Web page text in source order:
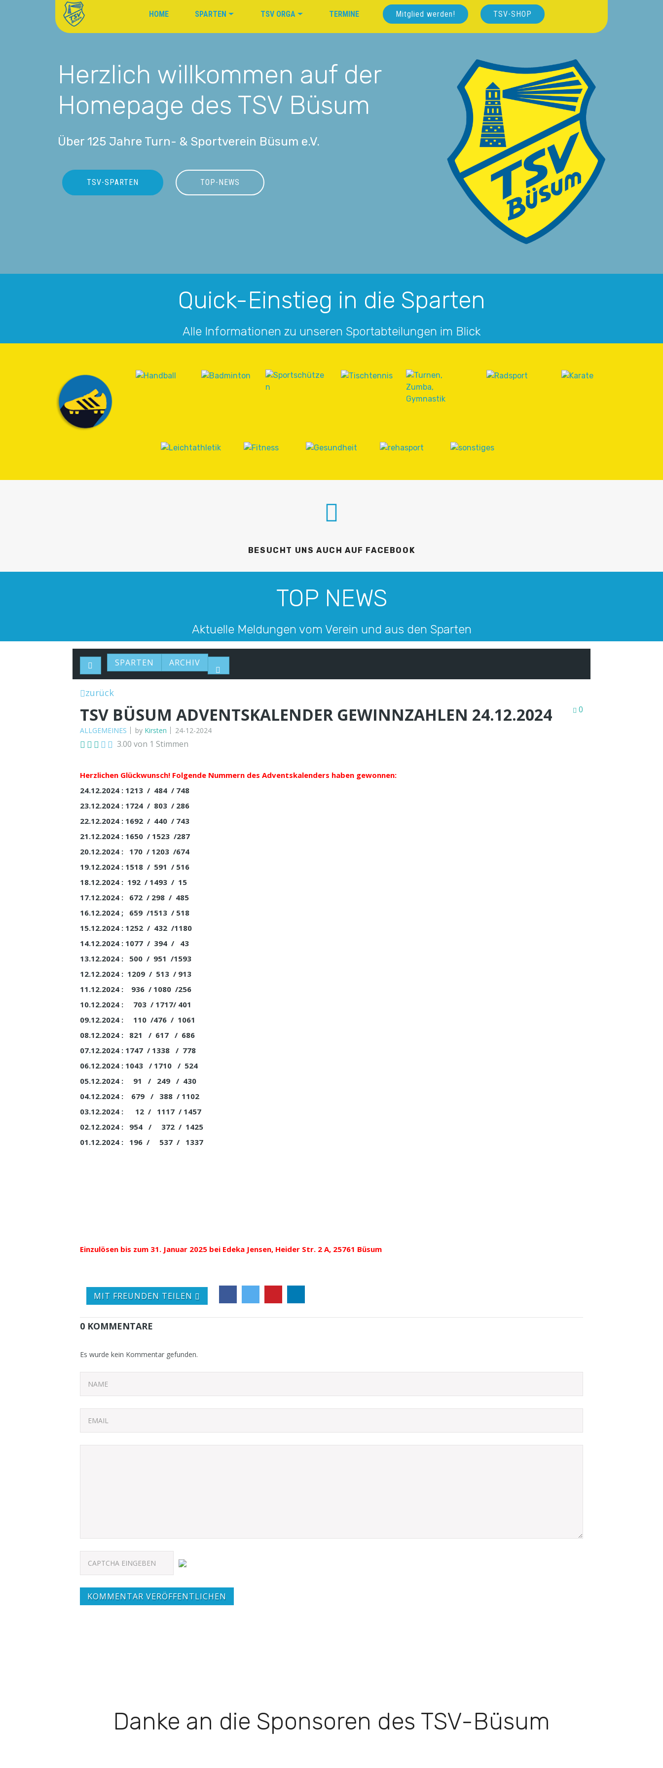
HOME SPARTEN TSV ORGA TERMINE Mitglied werden! TSV-SHOP
Herzlich willkommen auf der
Homepage des TSV Büsum
Über 125 Jahre Turn- & Sportverein Büsum e.V.
TSV-SPARTEN TOP-NEWS
Quick-Einstieg in die Sparten
Alle Informationen zu unseren Sportabteilungen im Blick
BESUCHT UNS AUCH AUF FACEBOOK
TOP NEWS
Aktuelle Meldungen vom Verein und aus den Sparten
SPARTEN ARCHIV
zurück
0
TSV BÜSUM ADVENTSKALENDER GEWINNZAHLEN 24.12.2024
ALLGEMEINES by Kirsten 24-12-2024
3.00 von 1 Stimmen
Herzlichen Glückwunsch! Folgende Nummern des Adventskalenders haben gewonnen:
24.12.2024 : 1213 / 484 / 748
23.12.2024 : 1724 / 803 / 286
22.12.2024 : 1692 / 440 / 743
21.12.2024 : 1650 / 1523 /287
20.12.2024 : 170 / 1203 /674
19.12.2024 : 1518 / 591 / 516
18.12.2024 : 192 / 1493 / 15
17.12.2024 : 672 / 298 / 485
16.12.2024 ; 659 /1513 / 518
15.12.2024 : 1252 / 432 /1180
14.12.2024 : 1077 / 394 / 43
13.12.2024 : 500 / 951 /1593
12.12.2024 : 1209 / 513 / 913
11.12.2024 : 936 / 1080 /256
10.12.2024 : 703 / 1717/ 401
09.12.2024 : 110 /476 / 1061
08.12.2024 : 821 / 617 / 686
07.12.2024 : 1747 / 1338 / 778
06.12.2024 : 1043 / 1710 / 524
05.12.2024 : 91 / 249 / 430
04.12.2024 : 679 / 388 / 1102
03.12.2024 : 12 / 1117 / 1457
02.12.2024 : 954 / 372 / 1425
01.12.2024 : 196 / 537 / 1337
Einzulösen bis zum 31. Januar 2025 bei Edeka Jensen, Heider Str. 2 A, 25761 Büsum
MIT FREUNDEN TEILEN
0 KOMMENTARE
Es wurde kein Kommentar gefunden.
KOMMENTAR VERÖFFENTLICHEN
Danke an die Sponsoren des TSV-Büsum